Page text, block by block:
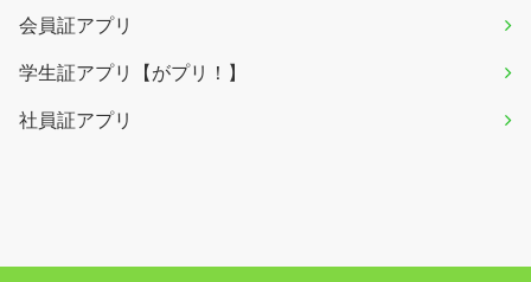
会員証アプリ
学生証アプリ【がプリ！】
社員証アプリ